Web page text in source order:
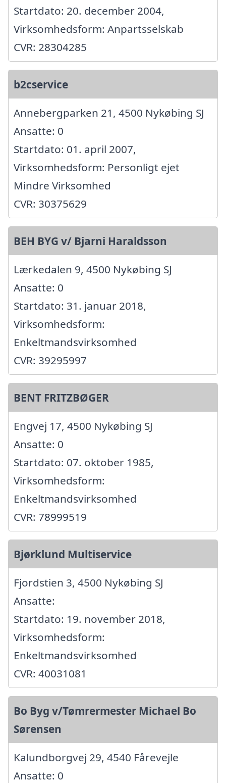
Startdato: 20. december 2004,
Virksomhedsform: Anpartsselskab
CVR: 28304285
b2cservice
Annebergparken 21, 4500 Nykøbing SJ
Ansatte: 0
Startdato: 01. april 2007,
Virksomhedsform: Personligt ejet
Mindre Virksomhed
CVR: 30375629
BEH BYG v/ Bjarni Haraldsson
Lærkedalen 9, 4500 Nykøbing SJ
Ansatte: 0
Startdato: 31. januar 2018,
Virksomhedsform:
Enkeltmandsvirksomhed
CVR: 39295997
BENT FRITZBØGER
Engvej 17, 4500 Nykøbing SJ
Ansatte: 0
Startdato: 07. oktober 1985,
Virksomhedsform:
Enkeltmandsvirksomhed
CVR: 78999519
Bjørklund Multiservice
Fjordstien 3, 4500 Nykøbing SJ
Ansatte:
Startdato: 19. november 2018,
Virksomhedsform:
Enkeltmandsvirksomhed
CVR: 40031081
Bo Byg v/Tømrermester Michael Bo
Sørensen
Kalundborgvej 29, 4540 Fårevejle
Ansatte: 0